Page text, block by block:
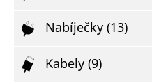
Nabíječky (13)
Kabely (9)